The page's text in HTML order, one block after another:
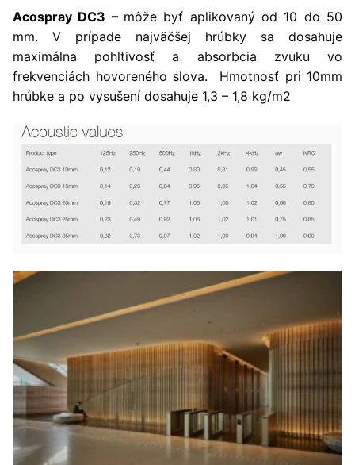
Acospray DC3 – môže byť aplikovaný od 10 do 50
mm. V prípade najväčšej hrúbky sa dosahuje
maximálna pohltivosť a absorbcia zvuku vo
frekvenciách hovoreného slova. Hmotnosť pri 10mm
hrúbke a po vysušení dosahuje 1,3 – 1,8 kg/m2